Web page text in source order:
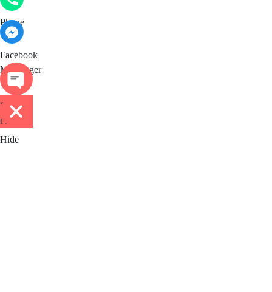
Phone
Facebook Messenger
Facebook
Messenger
ติดต่อ
เรา
Hide